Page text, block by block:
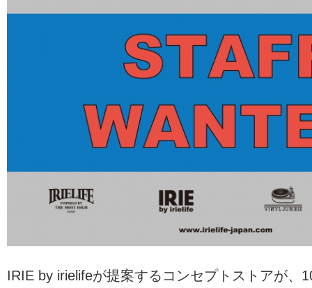
IRIE by irielifeが提案するコンセプトストアが、